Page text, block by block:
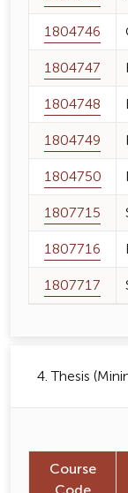
1804746
1804747
1804748
1804749
1804750
1807715
1807716
1807717
4. Thesis
Course